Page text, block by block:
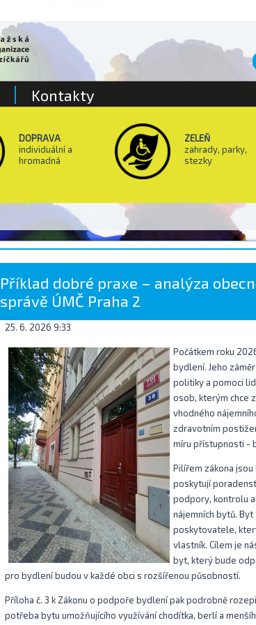
DOPRAVA
individuální a
hromadná
ZELEŇ
zahrady, parky,
stezky
Kontakty
Příklad dobré praxe – analýza
správě ÚMČ Praha 2
25. 6. 2026 9:33
Počátkem roku
bydlení. Jeho
politiky a pomoci
osob, kterým chce
vhodného
zdravotním
míru přístupnosti -
Pilířem zákona
poskytují
podpory, kontrolu
nájemních bytů.
poskytovatele,
vlastník. Cílem je
byt, který bude
pro bydlení budou v každé obci s rozšířenou působností.
Příloha č. 3 k Zákonu o podpoře bydlení pak podrobně
potřeba bytu umožňujícího využívání chodítka, berlí a